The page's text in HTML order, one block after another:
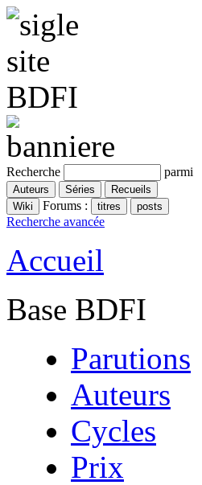
Recherche parmi
Forums :
Recherche avancée
Accueil
Base BDFI
Parutions
Auteurs
Cycles
Prix